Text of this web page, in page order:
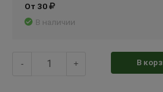
От 30
В наличии
- + В